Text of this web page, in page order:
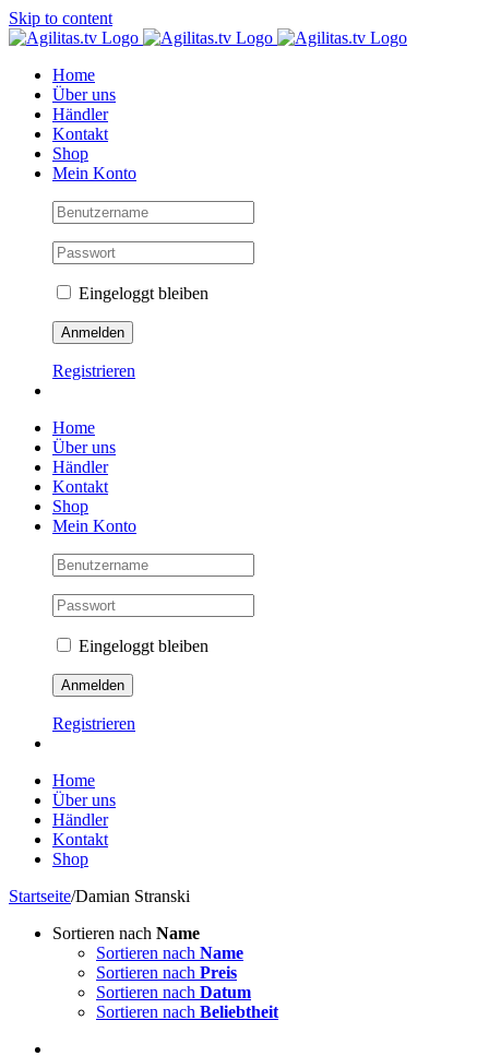
Skip to content
Home
Über uns
Händler
Kontakt
Shop
Mein Konto
Eingeloggt bleiben
Registrieren
Home
Über uns
Händler
Kontakt
Shop
Mein Konto
Eingeloggt bleiben
Registrieren
Home
Über uns
Händler
Kontakt
Shop
Startseite/Damian Stranski
Sortieren nach Name
Sortieren nach Name
Sortieren nach Preis
Sortieren nach Datum
Sortieren nach Beliebtheit